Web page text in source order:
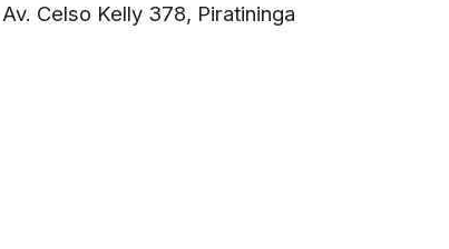
Celso Kelly 378, Piratininga